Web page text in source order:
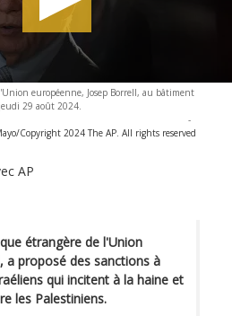
européenne, Josep Borrell, au bâtiment
29 août 2024.
-
Copyright 2024 The AP. All rights reserved
AP
étrangère de l'Union
a proposé des sanctions à
qui incitent à la haine et
les Palestiniens.